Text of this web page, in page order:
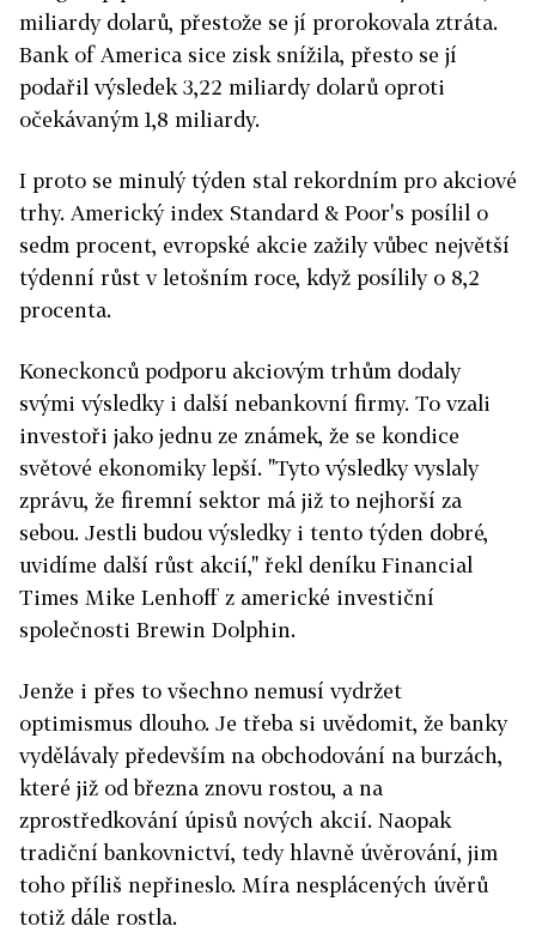
miliardy dolarů, přestože se jí prorokovala ztráta.
Bank of America sice zisk snížila, přesto se jí
podařil výsledek 3,22 miliardy dolarů oproti
očekávaným 1,8 miliardy.
I proto se minulý týden stal rekordním pro akciové
trhy. Americký index Standard & Poor's posílil o
sedm procent, evropské akcie zažily vůbec největší
týdenní růst v letošním roce, když posílily o 8,2
procenta.
Koneckonců podporu akciovým trhům dodaly
svými výsledky i další nebankovní firmy. To vzali
investoři jako jednu ze známek, že se kondice
světové ekonomiky lepší. "Tyto výsledky vyslaly
zprávu, že firemní sektor má již to nejhorší za
sebou. Jestli budou výsledky i tento týden dobré,
uvidíme další růst akcií," řekl deníku Financial
Times Mike Lenhoff z americké investiční
společnosti Brewin Dolphin.
Jenže i přes to všechno nemusí vydržet
optimismus dlouho. Je třeba si uvědomit, že banky
vydělávaly především na obchodování na burzách,
které již od března znovu rostou, a na
zprostředkování úpisů nových akcií. Naopak
tradiční bankovnictví, tedy hlavně úvěrování, jim
toho příliš nepřineslo. Míra nesplácených úvěrů
totiž dále rostla.